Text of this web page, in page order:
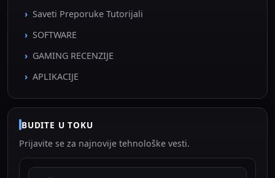
Saveti Preporuke Tutorijali
SOFTWARE
GAMING RECENZIJE
APLIKACIJE
BUDITE U TOKU
Prijavite se za najnovije tehnološke vesti.
EMAIL ADRESA